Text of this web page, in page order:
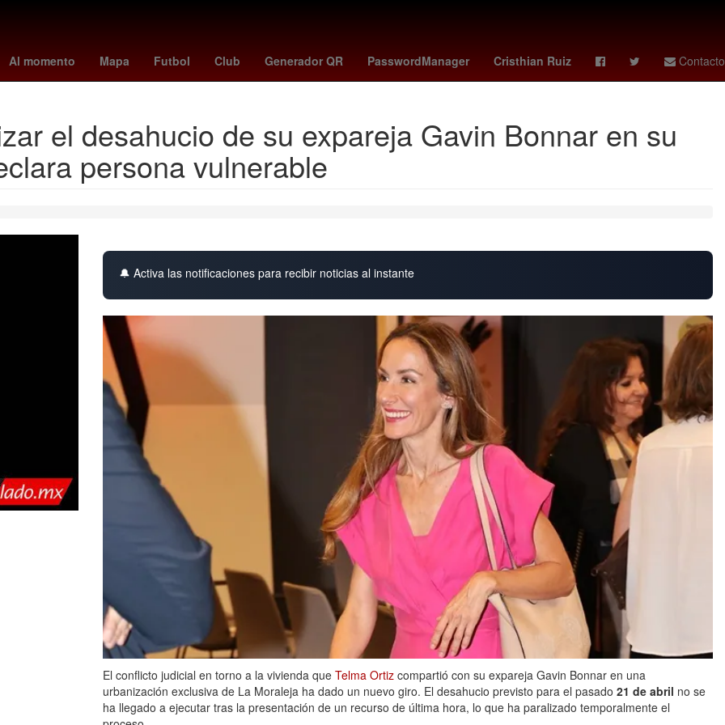
Al momento Mapa Futbol Club Generador QR PasswordManager Cristhian Ruiz Contacto
Perú Senador Beca Benito Juárez Belinda Agencia EFE Centroamérica Aguascalientes
el desahucio de su expareja Gavin Bonnar en su
persona vulnerable
🔔 Activa las notificaciones para recibir noticias al instante
El conflicto judicial en torno a la vivienda que Telma Ortiz compartió con su expareja Gavin Bonnar en una
urbanización exclusiva de La Moraleja ha dado un nuevo giro. El desahucio previsto para el pasado 21 de abril no se
ha llegado a ejecutar tras la presentación de un recurso de última hora, lo que ha paralizado temporalmente el